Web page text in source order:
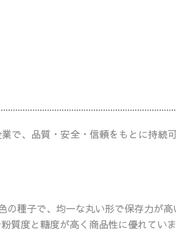
で、品質・安全・信頼をもとに持続
種子で、均一な丸い形で保存力が高
質度と糖度が高く商品性に優れていま